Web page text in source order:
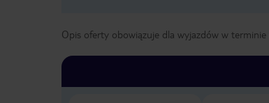
Opis oferty obowiązuje dla wyjazdów w terminie